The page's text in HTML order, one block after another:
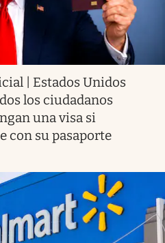
| Estados Unidos
los ciudadanos
una visa si
con su pasaporte